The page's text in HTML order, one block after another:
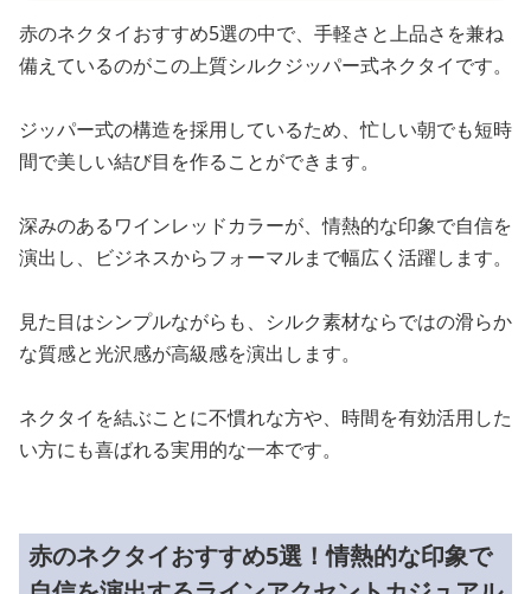
赤のネクタイおすすめ5選の中で、手軽さと上品さを兼ね
備えているのがこの上質シルクジッパー式ネクタイです。
ジッパー式の構造を採用しているため、忙しい朝でも短時
間で美しい結び目を作ることができます。
深みのあるワインレッドカラーが、情熱的な印象で自信を
演出し、ビジネスからフォーマルまで幅広く活躍します。
見た目はシンプルながらも、シルク素材ならではの滑らか
な質感と光沢感が高級感を演出します。
ネクタイを結ぶことに不慣れな方や、時間を有効活用した
い方にも喜ばれる実用的な一本です。
赤のネクタイおすすめ5選！情熱的な印象で